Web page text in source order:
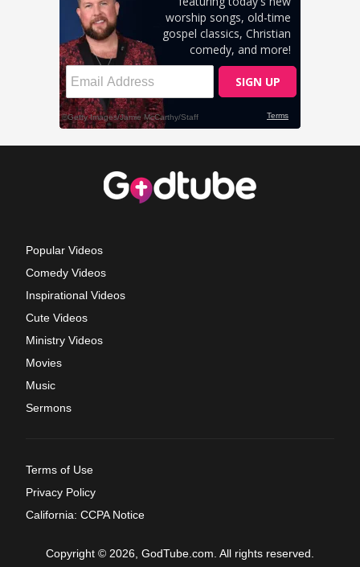
Popular Videos
Comedy Videos
Inspirational Videos
Cute Videos
Ministry Videos
Movies
Music
Sermons
Terms of Use
Privacy Policy
California: CCPA Notice
Copyright © 2026, GodTube.com. All rights reserved.